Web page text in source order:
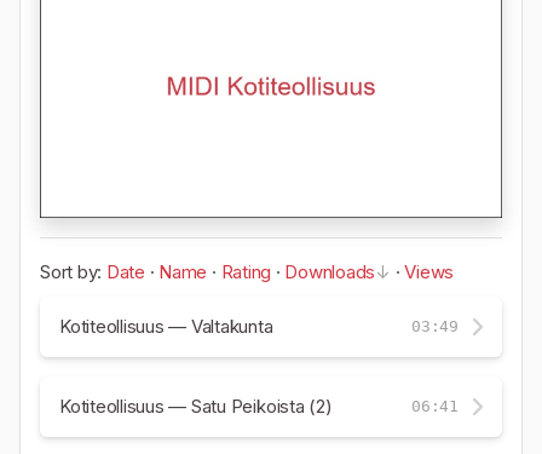
Sort by: Date · Name · Rating · Downloads ·Views
Kotiteollisuus — Valtakunta 03:49
Kotiteollisuus — Satu Peikoista (2) 06:41